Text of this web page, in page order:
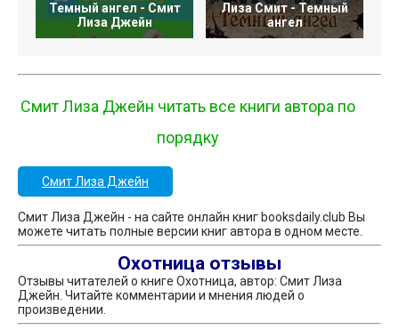
Темный ангел - Смит
Лиза Джейн
Лиза Смит - Темный
ангел
Смит Лиза Джейн читать все книги автора по
порядку
Смит Лиза Джейн
Смит Лиза Джейн - на сайте онлайн книг booksdaily.club Вы
можете читать полные версии книг автора в одном месте.
Охотница отзывы
Отзывы читателей о книге Охотница, автор: Смит Лиза
Джейн. Читайте комментарии и мнения людей о
произведении.